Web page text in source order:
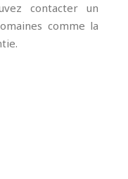
contacter un
comme la